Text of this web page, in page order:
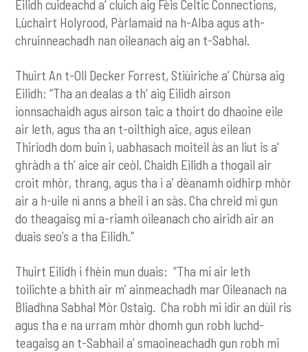
Eilidh cuideachd a’ cluich aig Fèis Celtic Connections,
Lùchairt Holyrood, Pàrlamaid na h-Alba agus ath-
chruinneachadh nan oileanach aig an t-Sabhal.
Thuirt An t-Oll Decker Forrest, Stiùiriche a’ Chùrsa aig
Eilidh: “Tha an dealas a th’ aig Eilidh airson
ionnsachaidh agus airson taic a thoirt do dhaoine eile
air leth, agus tha an t-oilthigh aice, agus eilean
Thiriodh dom buin i, uabhasach moiteil às an liut is a’
ghràdh a th’ aice air ceòl. Chaidh Eilidh a thogail air
croit mhòr, thrang, agus tha i a’ dèanamh oidhirp mhòr
air a h-uile nì anns a bheil i an sàs. Cha chreid mi gun
do theagaisg mi a-riamh oileanach cho airidh air an
duais seo’s a tha Eilidh.”
Thuirt Eilidh i fhèin mun duais: “Tha mi air leth
toilichte a bhith air m’ ainmeachadh mar Oileanach na
Bliadhna Sabhal Mòr Ostaig. Cha robh mi idir an dùil ris
agus tha e na urram mhòr dhomh gun robh luchd-
teagaisg an t-Sabhail a’ smaoineachadh gun robh mi